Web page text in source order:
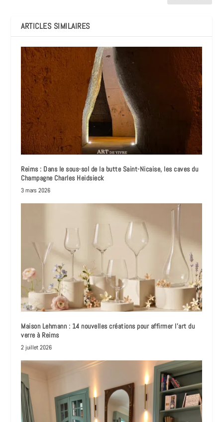
ARTICLES SIMILAIRES
Reims : Dans le sous-sol de la butte Saint-Nicaise, les caves du
Champagne Charles Heidsieck
3 mars 2026
Maison Lehmann : 14 nouvelles créations pour affirmer l’art du
verre à Reims
2 juillet 2026